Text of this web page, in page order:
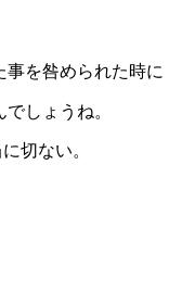
事を咎められた時に
しょうね。
切ない。